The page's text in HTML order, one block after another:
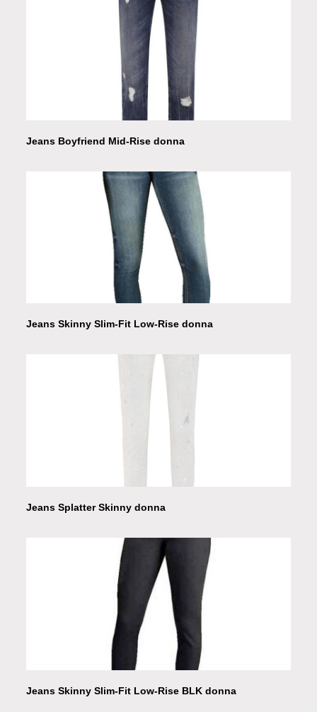
Jeans Boyfriend Mid-Rise donna
Jeans Skinny Slim-Fit Low-Rise donna
Jeans Splatter Skinny donna
Jeans Skinny Slim-Fit Low-Rise BLK donna